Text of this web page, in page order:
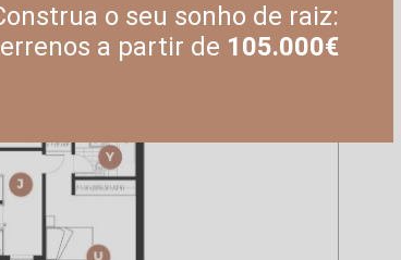
o seu sonho de raiz:
a partir de 105.000€